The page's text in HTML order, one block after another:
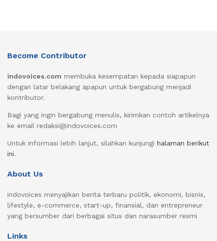
Become Contributor
indovoices.com membuka kesempatan kepada siapapun
dengan latar belakang apapun untuk bergabung menjadi
kontributor.
Bagi yang ingin bergabung menulis, kirimkan contoh artikelnya
ke email redaksi@indovoices.com
Untuk informasi lebih lanjut, silahkan kunjungi halaman berikut
ini.
About Us
indovoices menyajikan berita terbaru politik, ekonomi, bisnis,
lifestyle, e-commerce, start-up, finansial, dan entrepreneur
yang bersumber dari berbagai situs dan narasumber resmi
Links